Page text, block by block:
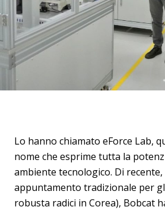
Lo hanno chiamato eForce Lab,
nome che esprime tutta la
ambiente tecnologico. Di recente,
appuntamento tradizionale per
robusta radici in Corea), Bobcat